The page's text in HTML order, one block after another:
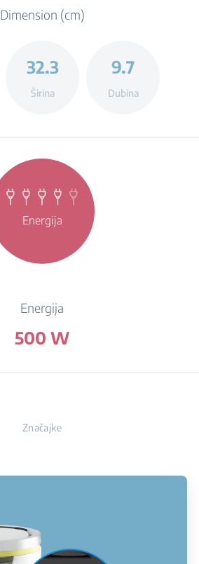
Dimension (cm)
32.3
Širina
9.7
Dubina
Energija
Energija
500 W
Značajke